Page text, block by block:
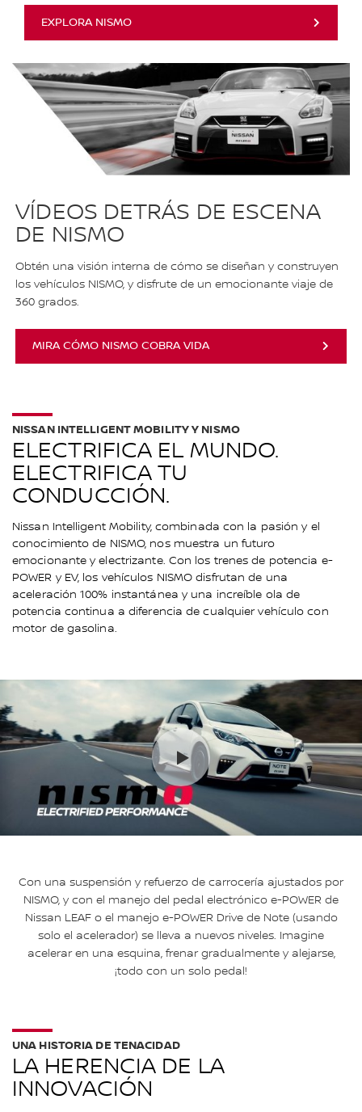
EXPLORA NISMO
VÍDEOS DETRÁS DE ESCENA
DE NISMO
Obtén una visión interna de cómo se diseñan y construyen
los vehículos NISMO, y disfrute de un emocionante viaje de
360 ​​grados.
MIRA CÓMO NISMO COBRA VIDA
ELECTRIFICA EL MUNDO.
ELECTRIFICA TU
CONDUCCIÓN.
NISSAN INTELLIGENT MOBILITY Y NISMO
Nissan Intelligent Mobility, combinada con la pasión y el
conocimiento de NISMO, nos muestra un futuro
emocionante y electrizante. Con los trenes de potencia e-
POWER y EV, los vehículos NISMO disfrutan de una
aceleración 100% instantánea y una increíble ola de
potencia continua a diferencia de cualquier vehículo con
motor de gasolina.
Con una suspensión y refuerzo de carrocería ajustados por
NISMO, y con el manejo del pedal electrónico e-POWER de
Nissan LEAF o el manejo e-POWER Drive de Note (usando
solo el acelerador) se lleva a nuevos niveles. Imagine
acelerar en una esquina, frenar gradualmente y alejarse,
¡todo con un solo pedal!
LA HERENCIA DE LA
INNOVACIÓN
UNA HISTORIA DE TENACIDAD